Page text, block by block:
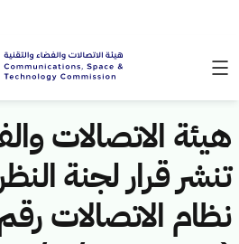
هيئة الاتصالات
تنشر قرار لجنة
نظام الاتصالات